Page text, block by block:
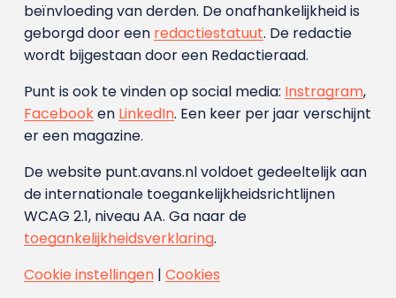
beïnvloeding van derden. De onafhankelijkheid is
geborgd door een redactiestatuut. De redactie
wordt bijgestaan door een Redactieraad.
Punt is ook te vinden op social media: Instragram,
Facebooken LinkedIn. Een keer per jaar verschijnt
er een magazine.
De website punt.avans.nl voldoet gedeeltelijk aan
de internationale toegankelijkheidsrichtlijnen
WCAG 2.1, niveau AA. Ga naar de
toegankelijkheidsverklaring.
Cookie instellingen| Cookies